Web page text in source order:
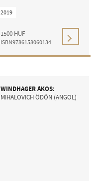
1500 HUF
ISBN9786158060134
2019
WINDHAGER ÁKOS:
MIHALOVICH ÖDÖN (ANGOL)